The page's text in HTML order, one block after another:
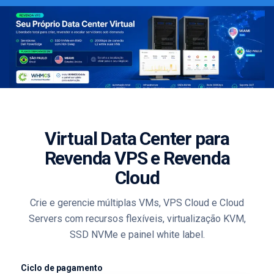
Virtual Data Center para
Revenda VPS e Revenda
Cloud
Crie e gerencie múltiplas VMs, VPS Cloud e Cloud
Servers com recursos flexíveis, virtualização KVM,
SSD NVMe e painel white label.
Ciclo de pagamento